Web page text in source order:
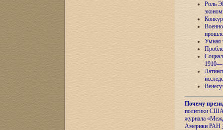
Роль
Умная
Почему
политики США
журнала
Америки РАН